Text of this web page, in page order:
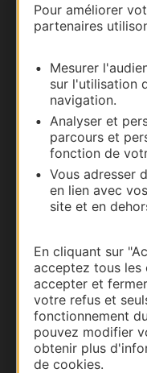
Pour améliorer
partenaires
Mesurer
sur l'utilisation
navigation.
Analyser et
parcours et
fonction de
Vous adresser
en lien avec
site et en
En cliquant sur
acceptez tous les
accepter et
votre refus et
fonctionnement
pouvez modifier
obtenir plus
de cookies.
Nous
Carte
Thermalisme
Business/Mice
Pros d'Occitanie